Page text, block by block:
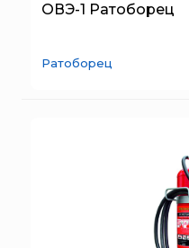
ОВЭ-1 Ратоборец
Ратоборец